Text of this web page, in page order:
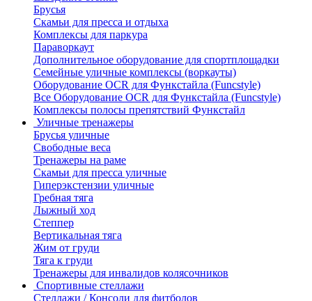
Брусья
Скамьи для пресса и отдыха
Комплексы для паркура
Параворкаут
Дополнительное оборудование для спортплощадки
Семейные уличные комплексы (воркауты)
Оборудование OCR для Функстайла (Funcstyle)
Все Оборудование OCR для Функстайла (Funcstyle)
Комплексы полосы препятствий Функстайл
Уличные тренажеры
Брусья уличные
Свободные веса
Тренажеры на раме
Скамьи для пресса уличные
Гиперэкстензии уличные
Гребная тяга
Лыжный ход
Степпер
Вертикальная тяга
Жим от груди
Тяга к груди
Тренажеры для инвалидов колясочников
Спортивные стеллажи
Стеллажи / Консоли для фитболов